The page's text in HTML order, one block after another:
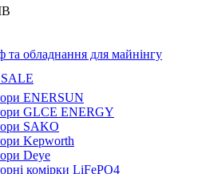
та обладнання для майнінгу
SALE
ENERSUN
GLCE ENERGY
SAKO
Kepworth
Deye
комірки LiFePO4